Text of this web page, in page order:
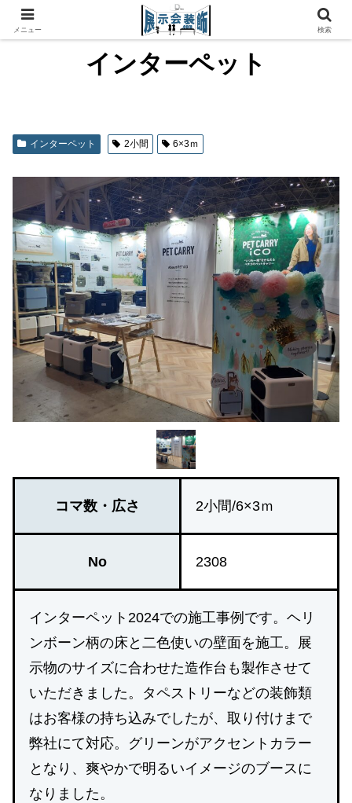
インターペット
インターペット 2小間 6×3ｍ
コマ数・広さ 2小間/6×3ｍ
No 2308
インターペット2024での施工事例です。ヘリ
ンボーン柄の床と二色使いの壁面を施工。展
示物のサイズに合わせた造作台も製作させて
いただきました。タペストリーなどの装飾類
はお客様の持ち込みでしたが、取り付けまで
弊社にて対応。グリーンがアクセントカラー
となり、爽やかで明るいイメージのブースに
なりました。
メニュー 検索